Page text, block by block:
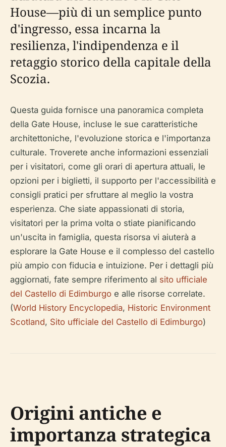
House—più di un semplice punto
d'ingresso, essa incarna la
resilienza, l'indipendenza e il
retaggio storico della capitale della
Scozia.
Questa guida fornisce una panoramica completa
della Gate House, incluse le sue caratteristiche
architettoniche, l'evoluzione storica e l'importanza
culturale. Troverete anche informazioni essenziali
per i visitatori, come gli orari di apertura attuali, le
opzioni per i biglietti, il supporto per l'accessibilità e
consigli pratici per sfruttare al meglio la vostra
esperienza. Che siate appassionati di storia,
visitatori per la prima volta o stiate pianificando
un'uscita in famiglia, questa risorsa vi aiuterà a
esplorare la Gate House e il complesso del castello
più ampio con fiducia e intuizione. Per i dettagli più
aggiornati, fate sempre riferimento al sito ufficiale
del Castello di Edimburgo e alle risorse correlate.
(World History Encyclopedia, Historic Environment
Scotland, Sito ufficiale del Castello di Edimburgo)
Origini antiche e
importanza strategica